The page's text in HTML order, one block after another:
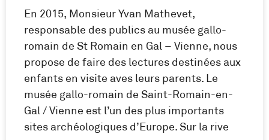
En 2015, Monsieur Yvan Mathevet,
responsable des publics au musée gallo-
romain de St Romain en Gal – Vienne, nous
propose de faire des lectures destinées aux
enfants en visite aves leurs parents. Le
musée gallo-romain de Saint-Romain-en-
Gal / Vienne est l’un des plus importants
sites archéologiques d’Europe. Sur la rive